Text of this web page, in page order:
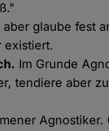
glaube fest
existiert.
Im Grunde
tendiere aber
Agnostiker.